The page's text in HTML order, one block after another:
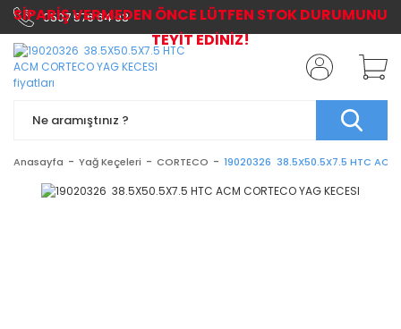
0507 576 64 03
Anasayfa Yağ Keçeleri CORTECO 19020326 38.5X50.5X7.5 HTC ACM
SİPARİŞ VERMEDEN ÖNCE LÜTFEN STOK DURUMUNU
TEYİT EDİNİZ!